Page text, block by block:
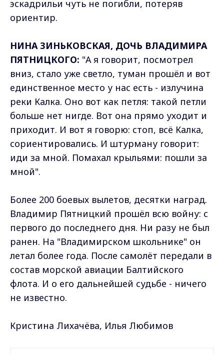
эскадрильи чуть не погибли, потеряв
ориентир.
НИНА ЗИНЬКОВСКАЯ, ДОЧЬ ВЛАДИМИРА
ПЯТНИЦКОГО: "А я говорит, посмотрел
вниз, стало уже светло, туман прошёл и вот
единственное место у нас есть - излучина
реки Калка. Оно вот как петля: такой петли
больше нет нигде. Вот она прямо уходит и
приходит. И вот я говорю: стоп, всё Калка,
сориентировались. И штурману говорит:
иди за мной. Помахал крыльями: пошли за
мной".
Более 200 боевых вылетов, десятки наград.
Владимир Пятницкий прошёл всю войну: с
первого до последнего дня. Ни разу не был
ранен. На "Владимирском школьнике" он
летал более года. После самолёт передали в
состав морской авиации Балтийского
флота. И о его дальнейшей судьбе - ничего
не известно.
Кристина Лихачёва, Илья Любимов